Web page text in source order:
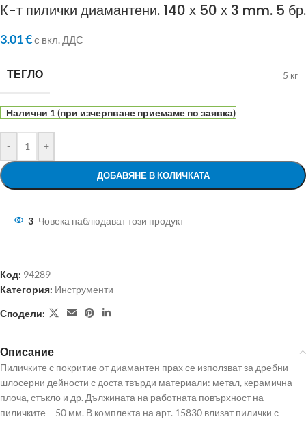
К-т пилички диамантени. 140 х 50 х 3 mm. 5 бр.
3.01€с вкл. ДДС
ТЕГЛО 5 кг
Налични 1 (при изчерпване приемаме по заявка)
- +
ДОБАВЯНЕ В КОЛИЧКАТА
3 Човека наблюдават този продукт
Код: 94289
Категория: Инструменти
Сподели:
Описание
Пиличките с покритие от диамантен прах се използват за дребни
шлосерни дейности с доста твърди материали: метал, керамична
плоча, стъкло и др. Дължината на работната повърхност на
пиличките – 50 мм. В комплекта на арт. 15830 влизат пилички с